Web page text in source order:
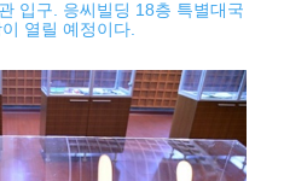
입구. 응씨빌딩 18층 특별대국
열릴 예정이다.